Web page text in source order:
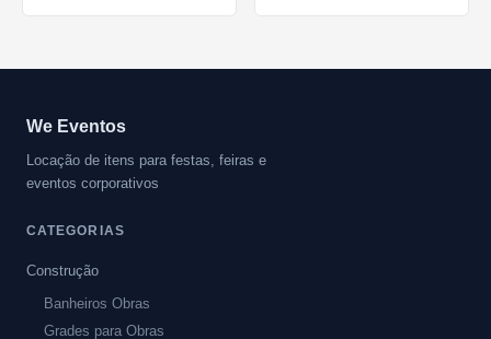
We Eventos
Locação de itens para festas, feiras e
eventos corporativos
CATEGORIAS
Construção
Banheiros Obras
Grades para Obras